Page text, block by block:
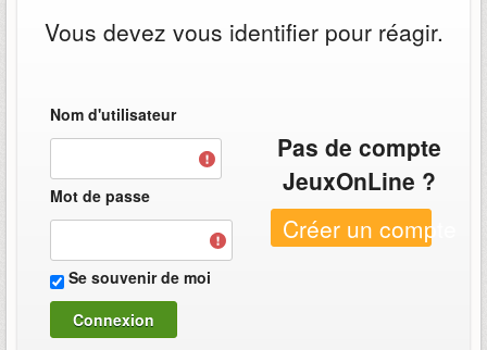
Vous devez vous identifier pour réagir.
Nom d'utilisateur
Mot de passe
Se souvenir de moi
Pas de compte
JeuxOnLine ?
Créer un compte